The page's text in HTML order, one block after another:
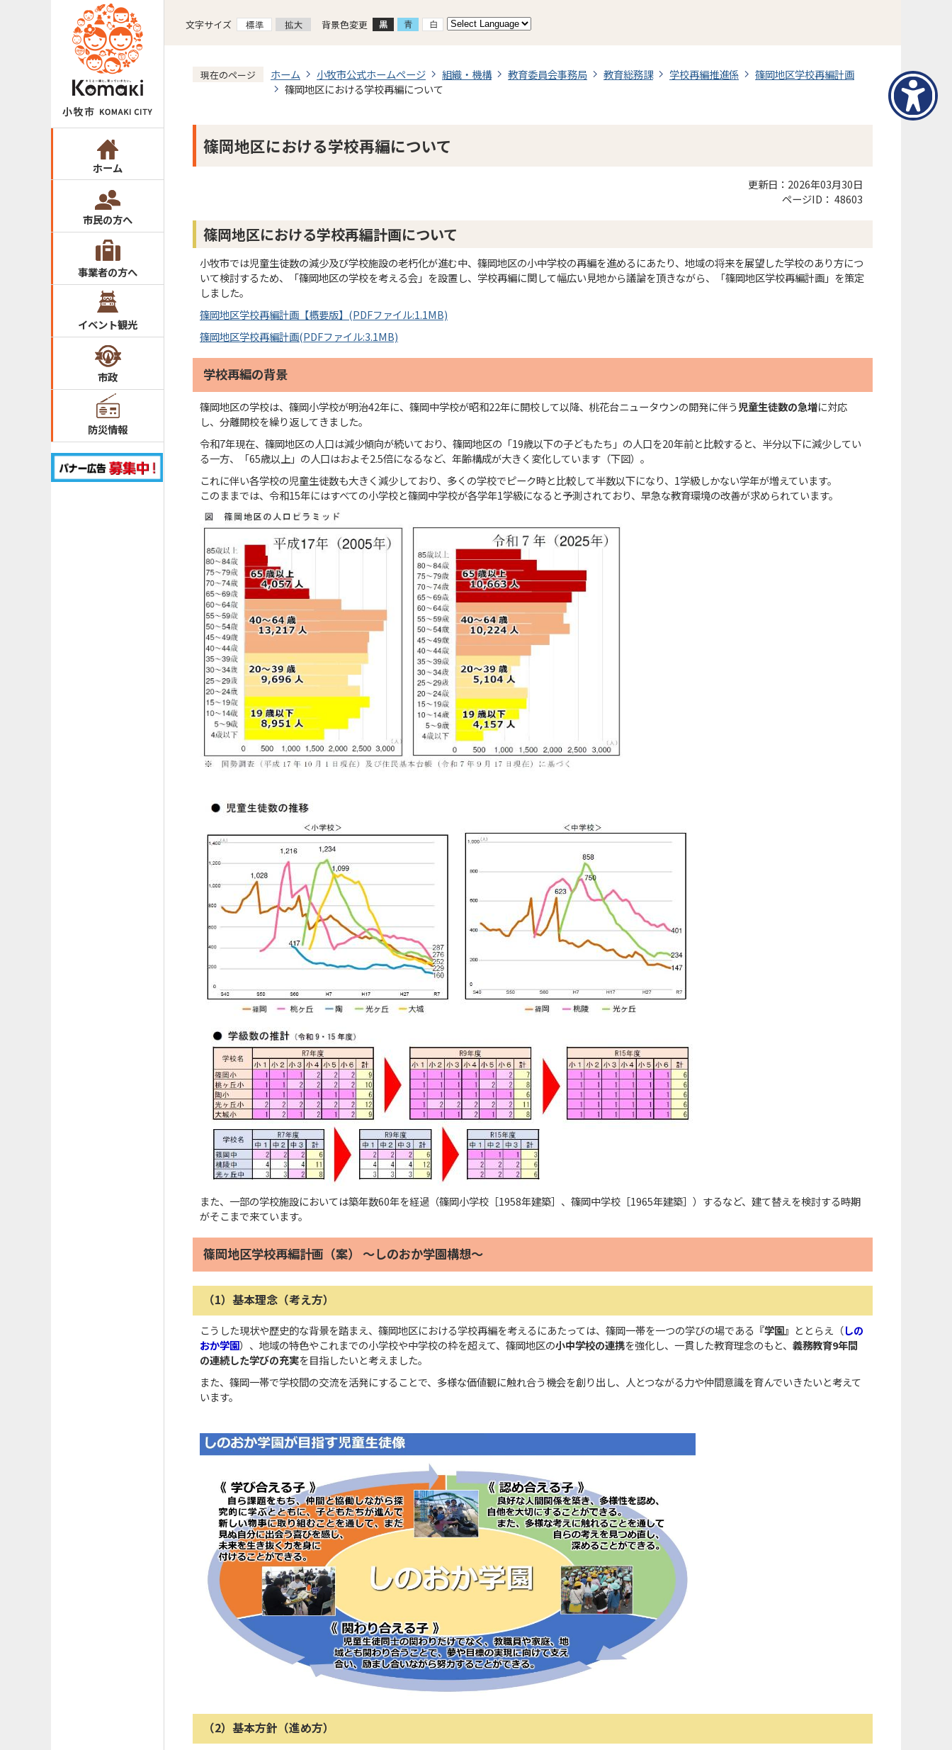
ホーム
市民の方へ
事業者の方へ
イベント観光
市政
防災情報
文字サイズ 背景色変更
現在のページ ホーム 小牧市公式ホームページ 組織・機構 教育委員会事務局 教育総務課 学校再編推進係
篠岡地区学校再編計画
篠岡地区における学校再編について
篠岡地区における学校再編について
更新日：2026年03月30日
ページID： 48603
篠岡地区における学校再編計画について
小牧市では児童生徒数の減少及び学校施設の老朽化が進む中、篠岡地区の小中学校の再編を進めるにあたり、地域の将来を展望した学校のあり方につ
いて検討するため、「篠岡地区の学校を考える会」を設置し、学校再編に関して幅広い見地から議論を頂きながら、「篠岡地区学校再編計画」を策定
しました。
篠岡地区学校再編計画【概要版】(PDFファイル:1.1MB)
篠岡地区学校再編計画(PDFファイル:3.1MB)
学校再編の背景
篠岡地区の学校は、篠岡小学校が明治42年に、篠岡中学校が昭和22年に開校して以降、桃花台ニュータウンの開発に伴う児童生徒数の急増に対応
し、分離開校を繰り返してきました。
令和7年現在、篠岡地区の人口は減少傾向が続いており、篠岡地区の「19歳以下の子どもたち」の人口を20年前と比較すると、半分以下に減少してい
る一方、「65歳以上」の人口はおよそ2.5倍になるなど、年齢構成が大きく変化しています（下図）。
これに伴い各学校の児童生徒数も大きく減少しており、多くの学校でピーク時と比較して半数以下になり、1学級しかない学年が増えています。
このままでは、令和15年にはすべての小学校と篠岡中学校が各学年1学級になると予測されており、早急な教育環境の改善が求められています。
また、一部の学校施設においては築年数60年を経過（篠岡小学校［1958年建築］、篠岡中学校［1965年建築］）するなど、建て替えを検討する時期
がそこまで来ています。
篠岡地区学校再編計画（案） ～しのおか学園構想～
（1）基本理念（考え方）
こうした現状や歴史的な背景を踏まえ、篠岡地区における学校再編を考えるにあたっては、篠岡一帯を一つの学びの場である 『学園』 ととらえ（しの
おか学園）、地域の特色やこれまでの小学校や中学校の枠を超えて、篠岡地区の小中学校の連携を強化し、一貫した教育理念のもと、 義務教育9年間
の連続した学びの充実を目指したいと考えました。
また、篠岡一帯で学校間の交流を活発にすることで、多様な価値観に触れ合う機会を創り出し、人とつながる力や仲間意識を育んでいきたいと考えて
います。
（2）基本方針（進め方）